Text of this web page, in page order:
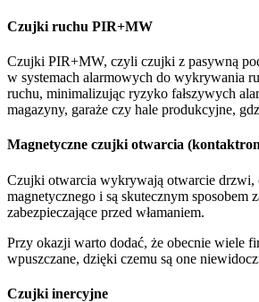
Czujki ruchu PIR+MW
Czujki PIR+MW, czyli czujki z pasywną
w systemach alarmowych do wykrywania
ruchu, minimalizując ryzyko fałszywych
magazyny, garaże czy hale produkcyjne,
Magnetyczne czujki otwarcia
Czujki otwarcia wykrywają otwarcie drzwi,
magnetycznego i są skutecznym
zabezpieczające przed włamaniem.
Przy okazji warto dodać, że obecnie wiele
wpuszczane, dzięki czemu są one
Czujki inercyjne